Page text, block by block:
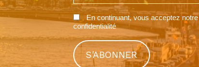
En continuant, vous acceptez notre
confidentialité